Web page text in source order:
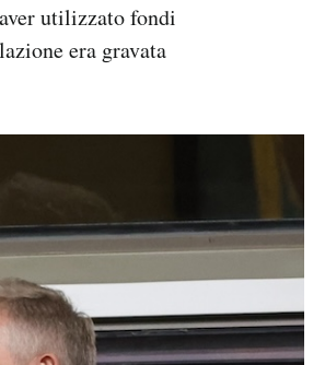
utilizzato fondi
era gravata